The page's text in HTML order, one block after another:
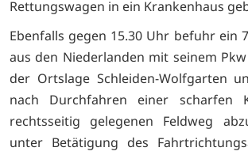
Rettungswagen in ein Krankenhaus
Ebenfalls gegen 15.30 Uhr befuhr ein
aus den Niederlanden mit seinem
der Ortslage Schleiden-Wolfgarten
nach Durchfahren einer scharfen
rechtsseitig gelegenen Feldweg
unter Betätigung des